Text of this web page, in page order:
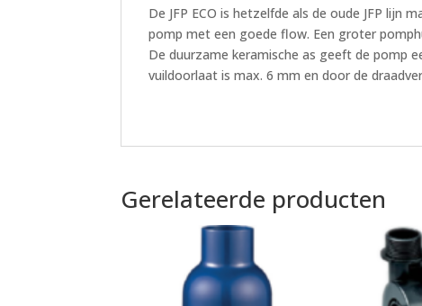
De JFP ECO is hetzelfde als de oude JFP lijn
pomp met een goede flow. Een groter
De duurzame keramische as geeft de pomp
vuildoorlaat is max. 6 mm en door de
Gerelateerde producten